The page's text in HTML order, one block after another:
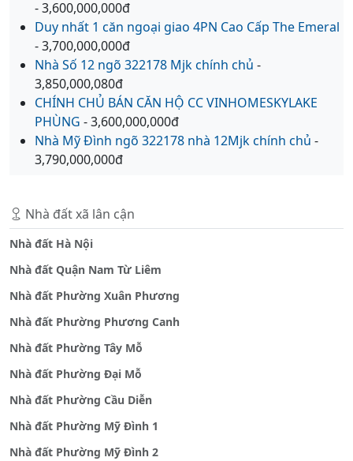
- 3,600,000,000đ
Duy nhất 1 căn ngoại giao 4PN Cao Cấp The Emeral
- 3,700,000,000đ
Nhà Số 12 ngõ 322178 Mjk chính chủ -
3,850,000,080đ
CHÍNH CHỦ BÁN CĂN HỘ CC VINHOMESKYLAKE
PHÙNG - 3,600,000,000đ
Nhà Mỹ Đình ngõ 322178 nhà 12Mjk chính chủ -
3,790,000,000đ
Nhà đất xã lân cận
Nhà đất Hà Nội
Nhà đất Quận Nam Từ Liêm
Nhà đất Phường Xuân Phương
Nhà đất Phường Phương Canh
Nhà đất Phường Tây Mỗ
Nhà đất Phường Đại Mỗ
Nhà đất Phường Cầu Diễn
Nhà đất Phường Mỹ Đình 1
Nhà đất Phường Mỹ Đình 2